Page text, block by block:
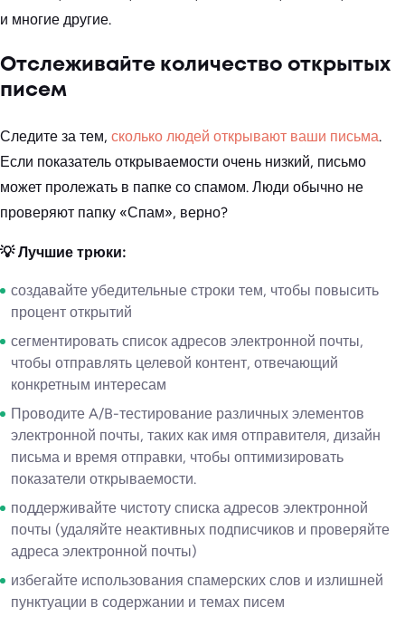
и многие другие.
Отслеживайте количество открытых
писем
Следите за тем, сколько людей открывают ваши письма.
Если показатель открываемости очень низкий, письмо
может пролежать в папке со спамом. Люди обычно не
проверяют папку «Спам», верно?
💡 Лучшие трюки:
создавайте убедительные строки тем, чтобы повысить
процент открытий
сегментировать список адресов электронной почты,
чтобы отправлять целевой контент, отвечающий
конкретным интересам
Проводите A/B-тестирование различных элементов
электронной почты, таких как имя отправителя, дизайн
письма и время отправки, чтобы оптимизировать
показатели открываемости.
поддерживайте чистоту списка адресов электронной
почты (удаляйте неактивных подписчиков и проверяйте
адреса электронной почты)
избегайте использования спамерских слов и излишней
пунктуации в содержании и темах писем